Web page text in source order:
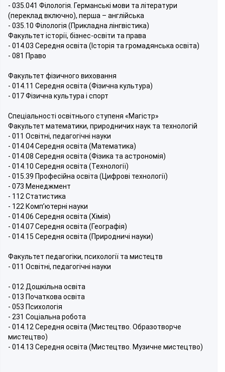
- 035.041 Філологія. Германські мови та літератури
(переклад включно), перша – англійська
- 035.10 Філологія (Прикладна лінгвістика)
Факультет історії, бізнес-освіти та права
- 014.03 Середня освіта (Історія та громадянська освіта)
- 081 Право
Факультет фізичного виховання
- 014.11 Середня освіта (Фізична культура)
- 017 Фізична культура і спорт
Спеціальності освітнього ступеня «Магістр»
Факультет математики, природничих наук та технологій
- 011 Освітні, педагогічні науки
- 014.04 Середня освіта (Математика)
- 014.08 Середня освіта (Фізика та астрономія)
- 014.10 Середня освіта (Технології)
- 015.39 Професійна освіта (Цифрові технології)
- 073 Менеджмент
- 112 Статистика
- 122 Комп’ютерні науки
- 014.06 Середня освіта (Хімія)
- 014.07 Середня освіта (Географія)
- 014.15 Середня освіта (Природничі науки)
Факультет педагогіки, психології та мистецтв
- 011 Освітні, педагогічні науки
- 012 Дошкільна освіта
- 013 Початкова освіта
- 053 Психологія
- 231 Соціальна робота
- 014.12 Середня освіта (Мистецтво. Образотворче
мистецтво)
- 014.13 Середня освіта (Мистецтво. Музичне мистецтво)